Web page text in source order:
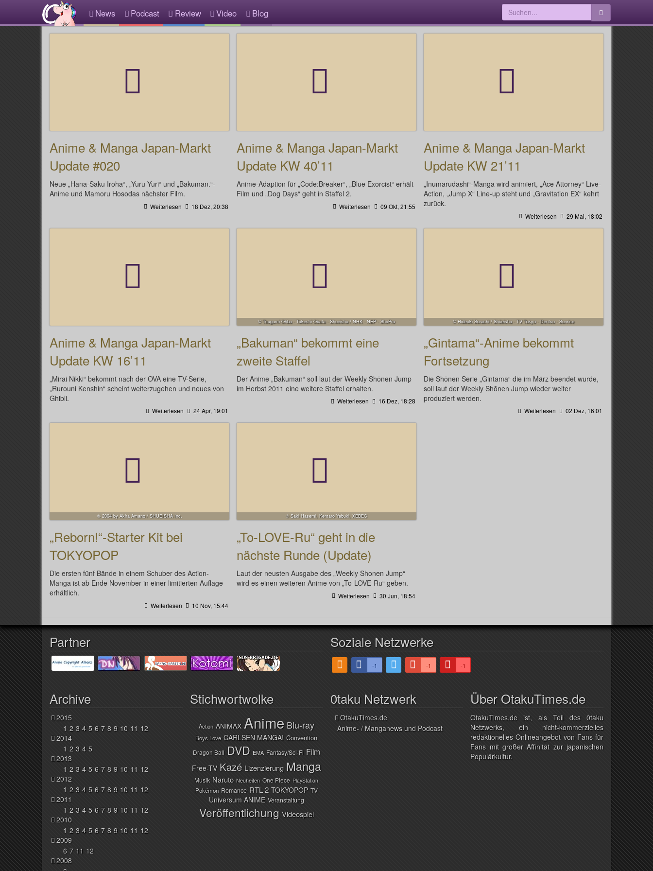
News Podcast Review Video Blog
Anime & Manga Japan-Markt
Update #020
Neue „Hana-Saku Iroha“, „Yuru Yuri“ und „Bakuman.“-
Anime und Mamoru Hosodas nächster Film.
Weiterlesen 18 Dez, 20:38
Anime & Manga Japan-Markt
Update KW 40’11
Anime-Adaption für „Code:Breaker“, „Blue Exorcist“ erhält
Film und „Dog Days“ geht in Staffel 2.
Weiterlesen 09 Okt, 21:55
Anime & Manga Japan-Markt
Update KW 21’11
„Inumarudashi“-Manga wird animiert, „Ace Attorney“ Live-
Action, „Jump X“ Line-up steht und „Gravitation EX“ kehrt
zurück.
Weiterlesen 29 Mai, 18:02
Anime & Manga Japan-Markt
Update KW 16’11
„Mirai Nikki“ bekommt nach der OVA eine TV-Serie,
„Rurouni Kenshin“ scheint weiterzugehen und neues von
Ghibli.
Weiterlesen 24 Apr, 19:01
© Tsugumi Ohba · Takeshi Obata · Shueisha / NHK · NEP · ShoPro
„Bakuman“ bekommt eine
zweite Staffel
Der Anime „Bakuman“ soll laut der Weekly Shōnen Jump
im Herbst 2011 eine weitere Staffel erhalten.
Weiterlesen 16 Dez, 18:28
© Hideaki Sorachi / Shūeisha · TV Tokyo · Dentsu · Sunrise
„Gintama“-Anime bekommt
Fortsetzung
Die Shōnen Serie „Gintama“ die im März beendet wurde,
soll laut der Weekly Shōnen Jump wieder weiter
produziert werden.
Weiterlesen 02 Dez, 16:01
© 2004 by Akira Amano / SHUEISHA Inc.
„Reborn!“-Starter Kit bei
TOKYOPOP
Die ersten fünf Bände in einem Schuber des Action-
Manga ist ab Ende November in einer limitierten Auflage
erhältlich.
Weiterlesen 10 Nov, 15:44
© Saki Hasemi, Kentaro Yabuki, XEBEC
„To-LOVE-Ru“ geht in die
nächste Runde (Update)
Laut der neusten Ausgabe des „Weekly Shonen Jump“
wird es einen weiteren Anime von „To-LOVE-Ru“ geben.
Weiterlesen 30 Jun, 18:54
Partner Soziale Netzwerke
-1 -1 -1
Archive
2015
1 2 3 4 5 6 7 8 9 10 11 12
2014
1 2 3 4 5
2013
1 2 3 4 5 6 7 8 9 10 11 12
2012
1 2 3 4 5 6 7 8 9 10 11 12
2011
1 2 3 4 5 6 7 8 9 10 11 12
2010
1 2 3 4 5 6 7 8 9 10 11 12
2009
6 7 11 12
2008
Stichwortwolke
Action ANIMAX Anime Blu-ray
Boys Love CARLSEN MANGA! Convention
Dragon Ball DVD EMA Fantasy/Sci-Fi Film
Free-TV Kazé Lizenzierung Manga
Musik Naruto Neuheiten One Piece PlayStation
Pokémon Romance RTL 2 TOKYOPOP TV
Universum ANIME Veranstaltung
Veröffentlichung Videospiel
0taku Netzwerk
OtakuTimes.de
Anime- / Manganews und Podcast
Über OtakuTimes.de
OtakuTimes.de ist, als Teil des 0taku
Netzwerks, ein nicht-kommerzielles
redaktionelles Onlineangebot von Fans für
Fans mit großer Affinität zur japanischen
Populärkultur.